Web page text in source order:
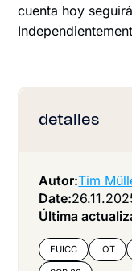
cuenta hoy
detalles
Autor:Tim
Date:
Última
EUICC IOT